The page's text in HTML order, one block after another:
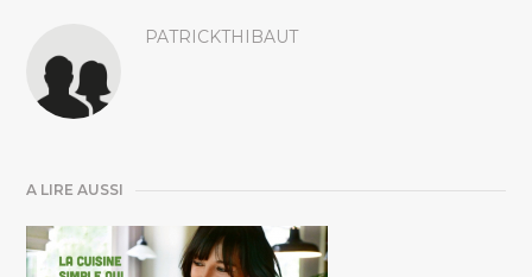
PATRICKTHIBAUT
A LIRE AUSSI